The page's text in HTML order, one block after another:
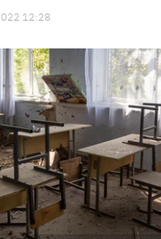
12:28